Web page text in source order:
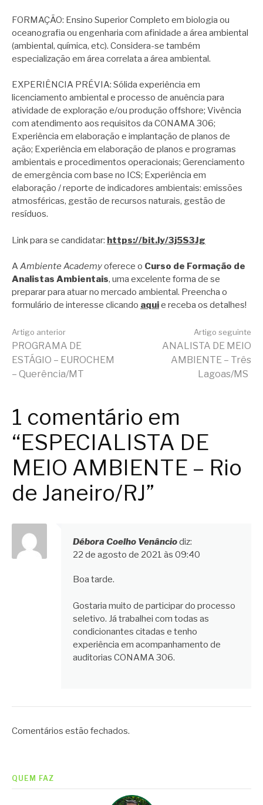
FORMAÇÃO: Ensino Superior Completo em biologia ou
oceanografia ou engenharia com afinidade a área ambiental
(ambiental, química, etc). Considera-se também
especialização em área correlata a área ambiental.
EXPERIÊNCIA PRÉVIA: Sólida experiência em
licenciamento ambiental e processo de anuência para
atividade de exploração e/ou produção offshore; Vivência
com atendimento aos requisitos da CONAMA 306;
Experiência em elaboração e implantação de planos de
ação; Experiência em elaboração de planos e programas
ambientais e procedimentos operacionais; Gerenciamento
de emergência com base no ICS; Experiência em
elaboração / reporte de indicadores ambientais: emissões
atmosféricas, gestão de recursos naturais, gestão de
resíduos.
Link para se candidatar: https://bit.ly/3j5S3Jg
AAmbiente Academyoferece o Curso de Formação de
Analistas Ambientais, uma excelente forma de se
preparar para atuar no mercado ambiental. Preencha o
formulário de interesse clicando aquie receba os detalhes!
Continue
lendo
Artigo anterior
PROGRAMA DE
ESTÁGIO – EUROCHEM
– Querência/MT
Artigo seguinte
ANALISTA DE MEIO
AMBIENTE – Três
Lagoas/MS
1 comentário em
“ESPECIALISTA DE
MEIO AMBIENTE – Rio
de Janeiro/RJ”
Débora Coelho Venânciodiz:
22 de agosto de 2021 às 09:40
Boa tarde.
Gostaria muito de participar do processo
seletivo. Já trabalhei com todas as
condicionantes citadas e tenho
experiência em acompanhamento de
auditorias CONAMA 306.
Comentários estão fechados.
QUEM FAZ